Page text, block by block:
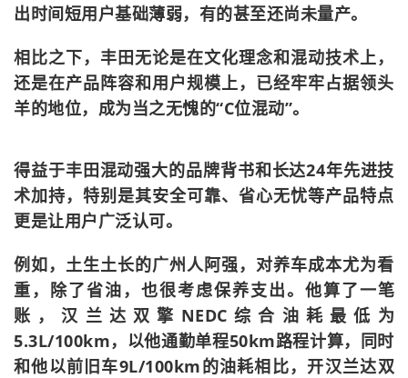
出时间短用户基础薄弱，有的甚至还尚未量产。
相比之下，丰田无论是在文化理念和混动技术上，
还是在产品阵容和用户规模上，已经牢牢占据领头
羊的地位，成为当之无愧的“C位混动”。
得益于丰田混动强大的品牌背书和长达24年先进技
术加持，特别是其安全可靠、省心无忧等产品特点
更是让用户广泛认可。
例如，土生土长的广州人阿强，对养车成本尤为看
重，除了省油，也很考虑保养支出。他算了一笔
账，汉兰达双擎NEDC综合油耗最低为
5.3L/100km，以他通勤单程50km路程计算，同时
和他以前旧车9L/100km的油耗相比，开汉兰达双